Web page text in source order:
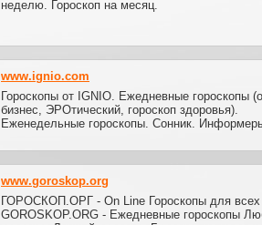
неделю. Гороскоп на месяц.
www.ignio.com
Гороскопы от IGNIO. Ежедневные гороскопы
бизнес, ЭРОтический, гороскоп здоровья).
Еженедельные гороскопы. Сонник.
www.goroskop.org
ГОРОСКОП.ОРГ - On Line Гороскопы для всех
GOROSKOP.ORG - Ежедневные гороскопы